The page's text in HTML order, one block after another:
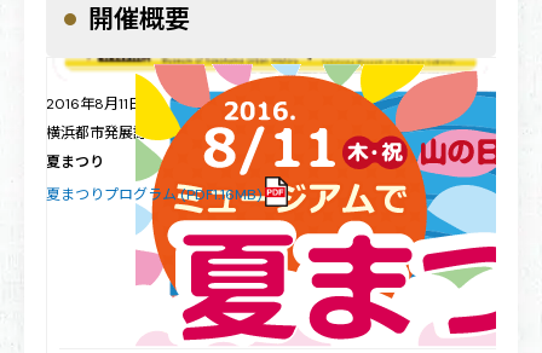
2016年8月11日（木・祝）
横浜都市発展記念館・横浜ユーラシア文化館
夏まつり
夏まつりプログラム (PDF1.16MB)
開催概要